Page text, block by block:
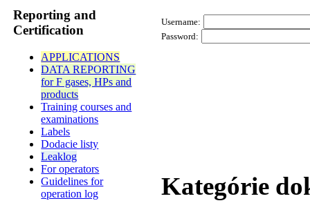
Reporting and
Certification
APPLICATIONS
DATA REPORTING
for F gases, HPs and
products
Training courses and
examinations
Labels
Dodacie listy
Leaklog
For operators
Guidelines for
operation log
Username:
Password:
Kategórie